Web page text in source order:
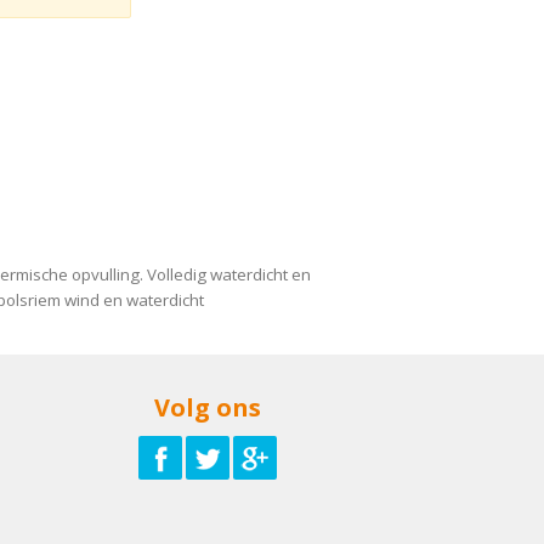
opvulling. Volledig waterdicht en
wind en waterdicht
Volg ons